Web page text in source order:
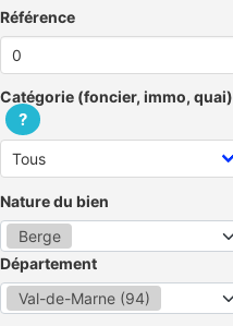
Référence
Catégorie (foncier, immo, quai)
?
Nature du bien
Berge
Département
Val-de-Marne (94)